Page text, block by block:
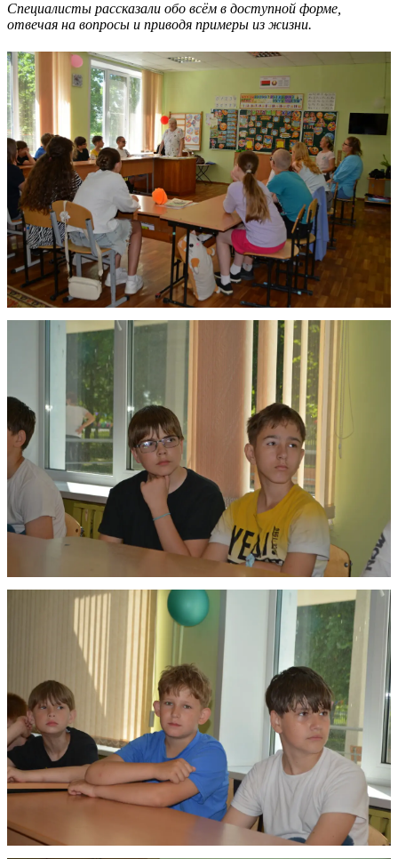
Специалисты рассказали обо всём в доступной форме,
отвечая на вопросы и приводя примеры из жизни.